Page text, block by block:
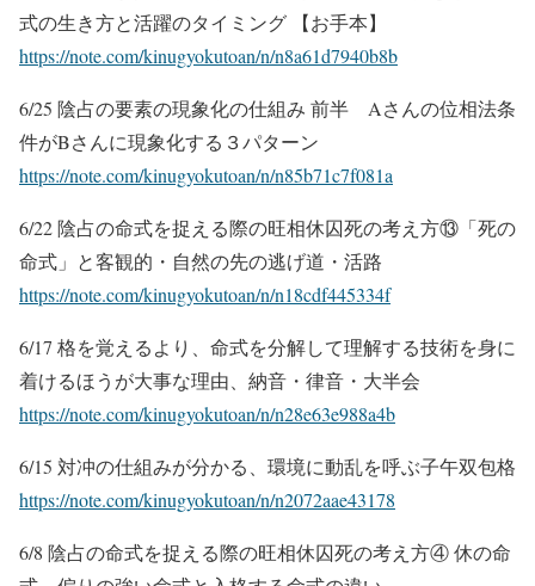
式の生き方と活躍のタイミング 【お手本】
https://note.com/kinugyokutoan/n/n8a61d7940b8b
6/25 陰占の要素の現象化の仕組み 前半 Aさんの位相法条
件がBさんに現象化する３パターン
https://note.com/kinugyokutoan/n/n85b71c7f081a
6/22 陰占の命式を捉える際の旺相休囚死の考え方⑬「死の
命式」と客観的・自然の先の逃げ道・活路
https://note.com/kinugyokutoan/n/n18cdf445334f
6/17 格を覚えるより、命式を分解して理解する技術を身に
着けるほうが大事な理由、納音・律音・大半会
https://note.com/kinugyokutoan/n/n28e63e988a4b
6/15 対冲の仕組みが分かる、環境に動乱を呼ぶ子午双包格
https://note.com/kinugyokutoan/n/n2072aae43178
6/8 陰占の命式を捉える際の旺相休囚死の考え方④ 休の命